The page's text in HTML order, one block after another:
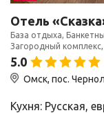
Отель
База отдыха,
Загородный
5.0
Омск, пос.
Кухня: Русская,